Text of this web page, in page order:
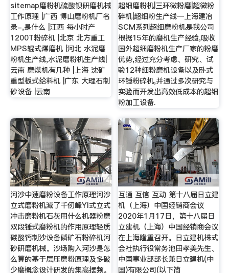
sitemap磨粉机硫酸钡研磨机械
工作原理 |广西 博山磨粉机厂名
录-,是什么 |江西 每小时产
1200T粉碎机 |北京 北方重工
MPS辊式煤磨机 |河北 水泥磨
粉机生产线,水泥磨粉机生产线|
云南 磨煤机有几种 |上海 沈矿
重型板式给料机 |广东 大理石制
砂设备 |云南
超细磨粉机|三环微粉磨|超微粉
碎机|超细粉生产线—上海建冶
SCM系列超细磨粉机是我公司
根据15年的磨机生产经验,吸收
国外超细磨粉机生产厂家的粉磨
优势,经过充分考虑、研究、试
验12种细粉磨机设备以及卧式
环锤粉碎机,并通过多次研究与
实验而开发出高效低成本的超细
粉加工设备.
河沙中速磨粉设备工作原理河沙
立式磨粉机滅了千仞峰YI式立式
冲击磨粉机石灰用什么机器粉磨
双段锤式磨粉机的作用原理轻质
碳酸钙制沙设备磷矿石粉碎机河
砂研磨机械。沙场购入河沙是怎
么算的基于层压磨粉原理及多破
少磨概念设计研发的集高摆频。
互通 互信 互动 第十八届日立建
机（上海）中国经销商会议
2020年1月17日，第十八届日
立建机（上海）中国经销商会议
在上海隆重召开。日立建机株式
会社执行役常务池田孝美先生、
中国事业部部长兼日立建机(中
国)有限公司(以下简